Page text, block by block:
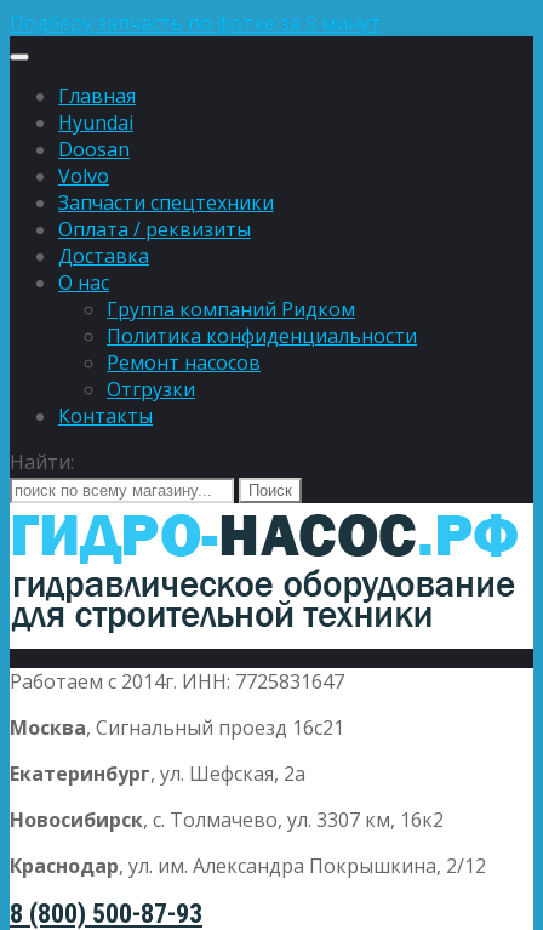
Подберу запчасть по фотке за 5 минут
Главная
Hyundai
Doosan
Volvo
Запчасти спецтехники
Оплата / реквизиты
Доставка
О нас
Группа компаний Ридком
Политика конфиденциальности
Ремонт насосов
Отгрузки
Контакты
Найти:
Работаем с 2014г. ИНН: 7725831647
Москва, Сигнальный проезд 16с21
Екатеринбург, ул. Шефская, 2а
Новосибирск, с. Толмачево, ул. 3307 км, 16к2
Краснодар, ул. им. Александра Покрышкина, 2/12
8 (800) 500-87-93